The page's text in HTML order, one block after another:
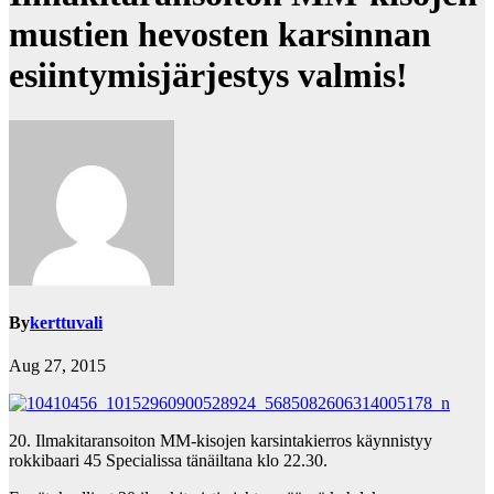
mustien hevosten karsinnan
esiintymisjärjestys valmis!
Bykerttuvali
Aug 27, 2015
20. Ilmakitaransoiton MM-kisojen karsintakierros käynnistyy
rokkibaari 45 Specialissa tänäiltana klo 22.30.